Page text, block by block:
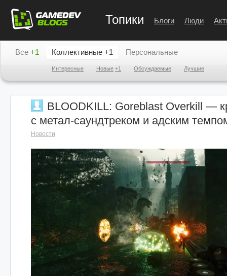
Топики Блоги Люди
Все +1 Коллективные +1
Интересные Новые +1 Обсуждаемые Лучшие
Персональные
BLOODKILL: Goreblast Overkill —
с метал-саундтреком и адским
Новости